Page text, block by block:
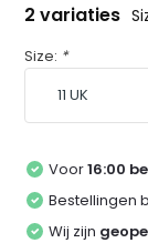
2 variaties
Size: *
Voor16:00
Bestellingen
Wij zijn